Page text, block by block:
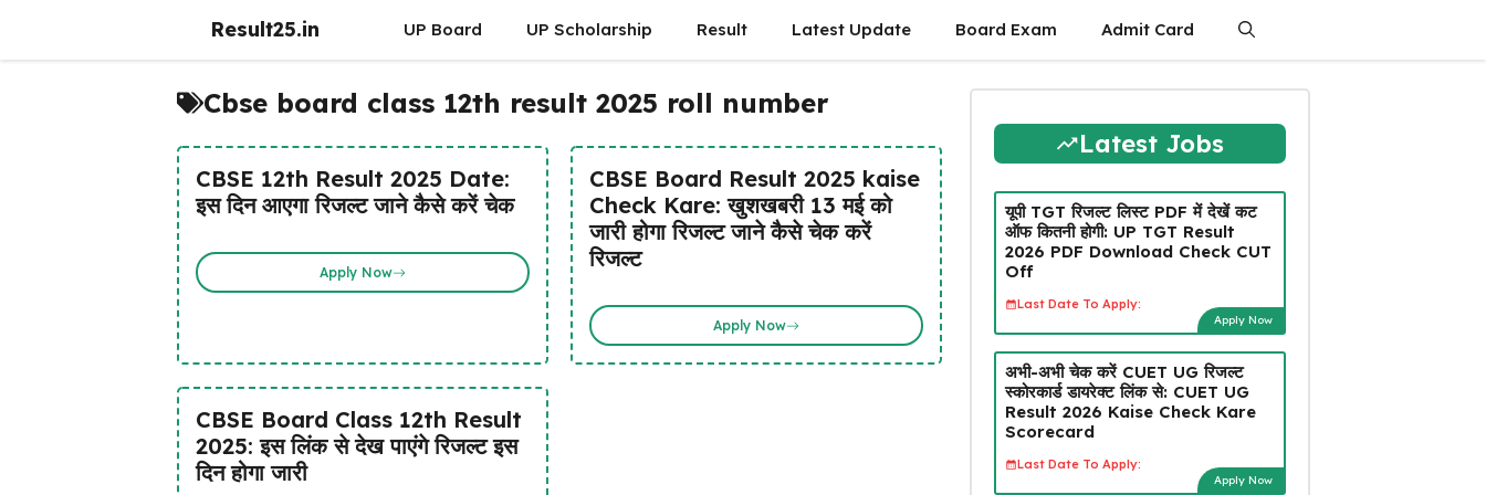
Result25.in UP Board UP Scholarship Result Latest Update Board Exam Admit Card
Cbse board class 12th result 2025 roll number
CBSE 12th Result 2025 Date:
इस दिन आएगा रिजल्ट जाने कैसे करें चेक
Apply Now
CBSE Board Result 2025 kaise
Check Kare: खुशखबरी 13 मई को
जारी होगा रिजल्ट जाने कैसे चेक करें
रिजल्ट
Apply Now
CBSE Board Class 12th Result
2025: इस लिंक से देख पाएंगे रिजल्ट इस
दिन होगा जारी
Latest Jobs
यूपी TGT रिजल्ट लिस्ट PDF में देखें कट
ऑफ कितनी होगी: UP TGT Result
2026 PDF Download Check CUT
Off
Last Date To Apply:
Apply Now
अभी-अभी चेक करें CUET UG रिजल्ट
स्कोरकार्ड डायरेक्ट लिंक से: CUET UG
Result 2026 Kaise Check Kare
Scorecard
Last Date To Apply:
Apply Now